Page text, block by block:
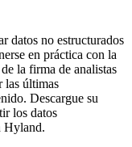
datos no estructurados
en práctica con la
la firma de analistas
las últimas
Descargue su
los datos
Hyland.